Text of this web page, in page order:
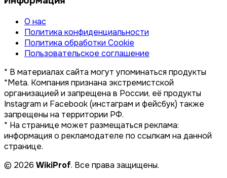
О нас
Политика конфиденциальности
Политика обработки Cookie
Пользовательское соглашение
* В материалах сайта могут упоминаться продукты
*Meta. Компания признана экстремистской
организацией и запрещена в России, её продукты
Instagram и Facebook (инстаграм и фейсбук) также
запрещены на территории РФ.
* На странице может размещаться реклама:
информация о рекламодателе по ссылкам на данной
странице.
© 2026 WikiProf. Все права защищены.